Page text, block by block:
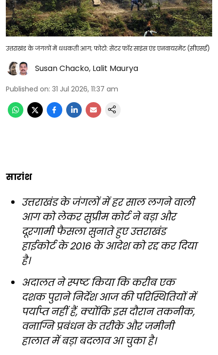
उत्तराखंड के जंगलों में धधकती आग; फोटो: सेंटर फॉर साइंस एंड एनवायरमेंट (सीएसई)
Susan Chacko, Lalit Maurya
Published on: 31 Jul 2026, 11:37 am
सारांश
उत्तराखंड के जंगलों में हर साल लगने वाली
आग को लेकर सुप्रीम कोर्ट ने बड़ा और
दूरगामी फैसला सुनाते हुए उत्तराखंड
हाईकोर्ट के 2016 के आदेश को रद्द कर दिया
है।
अदालत ने स्पष्ट किया कि करीब एक
दशक पुराने निर्देश आज की परिस्थितियों में
पर्याप्त नहीं हैं, क्योंकि इस दौरान तकनीक,
वनाग्नि प्रबंधन के तरीके और जमीनी
हालात में बड़ा बदलाव आ चुका है।